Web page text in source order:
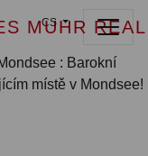
CS